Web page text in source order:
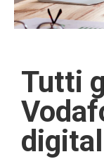
Tutti